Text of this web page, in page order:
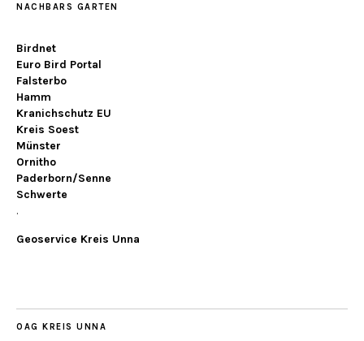
NACHBARS GARTEN
Birdnet
Euro Bird Portal
Falsterbo
Hamm
Kranichschutz EU
Kreis Soest
Münster
Ornitho
Paderborn/Senne
Schwerte
.
Geoservice Kreis Unna
OAG KREIS UNNA